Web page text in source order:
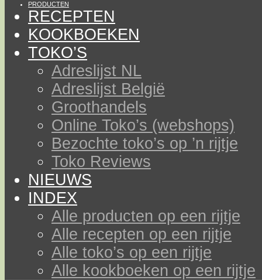
PRODUCTEN
RECEPTEN
KOOKBOEKEN
TOKO’S
Adreslijst NL
Adreslijst België
Groothandels
Online Toko’s (webshops)
Bezochte toko’s op ’n rijtje
Toko Reviews
NIEUWS
INDEX
Alle producten op een rijtje
Alle recepten op een rijtje
Alle toko’s op een rijtje
Alle kookboeken op een rijtje